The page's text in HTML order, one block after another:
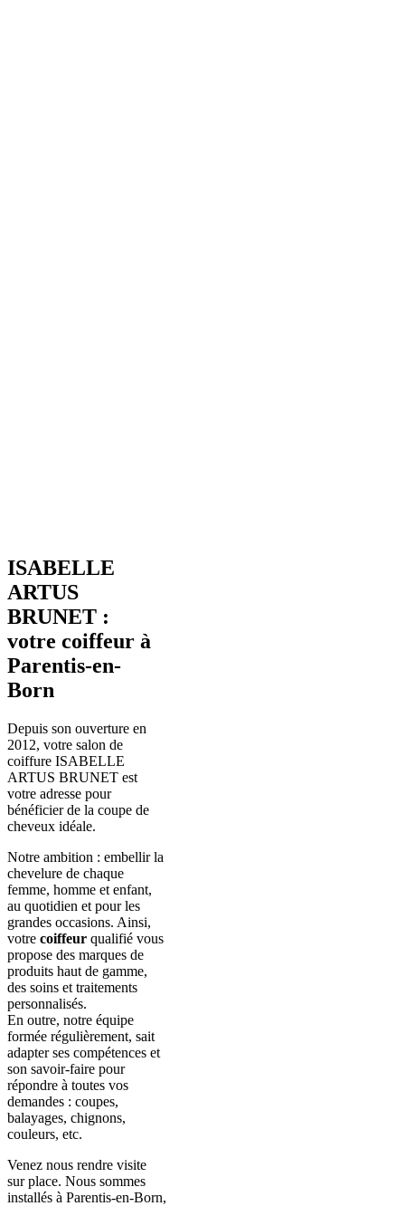
ISABELLE
ARTUS
BRUNET :
votre coiffeur à
Parentis-en-
Born
Depuis son ouverture en
2012, votre salon de
coiffure ISABELLE
ARTUS BRUNET est
votre adresse pour
bénéficier de la coupe de
cheveux idéale.
Notre ambition : embellir la
chevelure de chaque
femme, homme et enfant,
au quotidien et pour les
grandes occasions. Ainsi,
votre coiffeur qualifié vous
propose des marques de
produits haut de gamme,
des soins et traitements
personnalisés.
En outre, notre équipe
formée régulièrement, sait
adapter ses compétences et
son savoir-faire pour
répondre à toutes vos
demandes : coupes,
balayages, chignons,
couleurs, etc.
Venez nous rendre visite
sur place. Nous sommes
installés à Parentis-en-Born,